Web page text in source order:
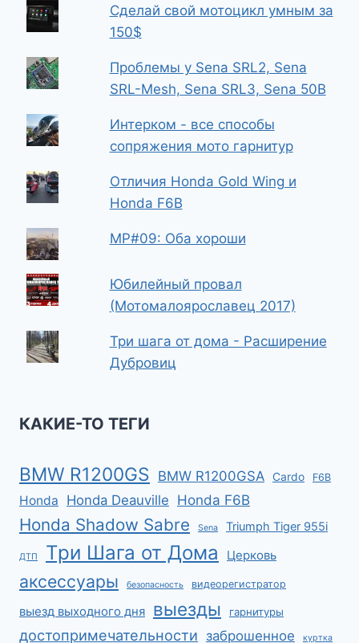
Сделай свой мотоцикл умным за
150$
Проблемы у Sena SRL2, Sena
SRL-Mesh, Sena SRL3, Sena 50B
Интерком - все способы
сопряжения мото гарнитур
Отличия Honda Gold Wing и
Honda F6B
МР#09: Оба хороши
Юбилейный провал
(Мотомалоярославец 2017)
Три шага от дома - Расширение
Дубровиц
КАКИЕ-ТО ТЕГИ
BMW R1200GS BMW R1200GSA Cardo F6B
Honda Honda Deauville Honda F6B
Honda Shadow Sabre Sena Triumph Tiger 955i
ДТП Три Шага от Дома Церковь
аксессуары безопасность видеорегистратор
выезд выходного дня выезды гарнитуры
достопримечательности заброшенное куртка